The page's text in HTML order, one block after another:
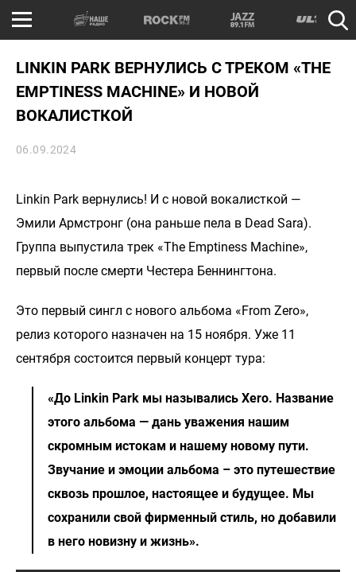
LINKIN PARK ВЕРНУЛИСЬ С ТРЕКОМ «THE
EMPTINESS MACHINE» И НОВОЙ
ВОКАЛИСТКОЙ
06.09.2024
Linkin Park вернулись! И с новой вокалисткой —
Эмили Армстронг (она раньше пела в Dead Sara).
Группа выпустила трек «The Emptiness Machine»,
первый после смерти Честера Беннингтона.
Это первый сингл с нового альбома «From Zero»,
релиз которого назначен на 15 ноября. Уже 11
сентября состоится первый концерт тура:
«До Linkin Park мы назывались Xero. Название
этого альбома — дань уважения нашим
скромным истокам и нашему новому пути.
Звучание и эмоции альбома – это путешествие
сквозь прошлое, настоящее и будущее. Мы
сохранили свой фирменный стиль, но добавили
в него новизну и жизнь».